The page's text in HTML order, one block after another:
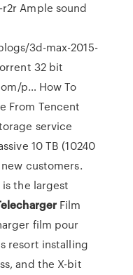
Ample sound
3d-max-2015-
32 bit
p… How To
From Tencent
service
10 TB (10240
customers.
the largest
Film
film pour
resort installing
and the X-bit